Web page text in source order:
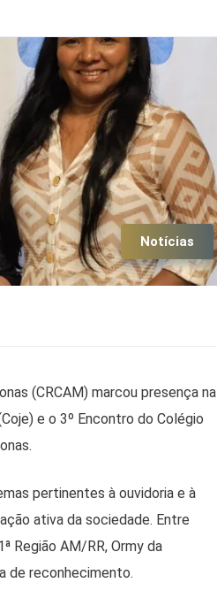
Notícias
(CRCAM) marcou presença na
e o 3º Encontro do Colégio
pertinentes à ouvidoria e à
ativa da sociedade. Entre
Região AM/RR, Ormy da
de reconhecimento.